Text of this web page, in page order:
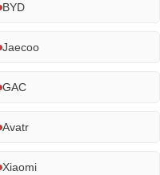
BYD
Jaecoo
GAC
Avatr
Xiaomi